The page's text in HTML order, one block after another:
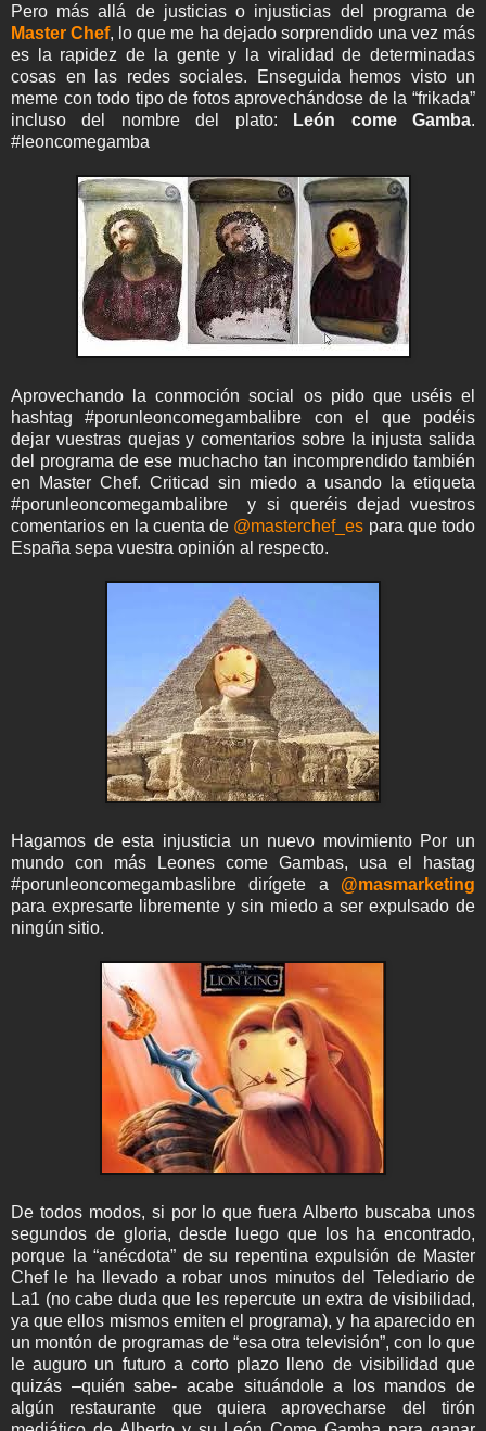
Pero más allá de justicias o injusticias del programa de
Master Chef, lo que me ha dejado sorprendido una vez más
es la rapidez de la gente y la viralidad de determinadas
cosas en las redes sociales. Enseguida hemos visto un
meme con todo tipo de fotos aprovechándose de la “frikada”
incluso del nombre del plato:
León come Gamba.
#leoncomegamba
Aprovechando la conmoción social os pido que uséis el
hashtag #porunleoncomegambalibre con el que podéis
dejar vuestras quejas y comentarios sobre la injusta salida
del programa de ese muchacho tan incomprendido también
en Master Chef. Criticad sin miedo a usando la etiqueta
#porunleoncomegambalibre y si queréis dejad vuestros
comentarios en la cuenta de @masterchef_es para que todo
España sepa vuestra opinión al respecto.
Hagamos de esta injusticia un nuevo movimiento Por un
mundo con más Leones come Gambas, usa el hastag
#porunleoncomegambaslibre dirígete a @masmarketing
para expresarte libremente y sin miedo a ser expulsado de
ningún sitio.
De todos modos, si por lo que fuera Alberto buscaba unos
segundos de gloria, desde luego que los ha encontrado,
porque la “anécdota” de su repentina expulsión de Master
Chef le ha llevado a robar unos minutos del Telediario de
La1 (no cabe duda que les repercute un extra de visibilidad,
ya que ellos mismos emiten el programa), y ha aparecido en
un montón de programas de “esa otra televisión”, con lo que
le auguro un futuro a corto plazo lleno de visibilidad que
quizás –quién sabe- acabe situándole a los mandos de
algún restaurante que quiera aprovecharse del tirón